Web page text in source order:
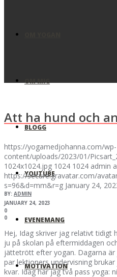
OM MIG
BLOGG
YOUTUBE
EVENEMANG
MOTIVATION
Att ha hund och
https://yogamedjohanna.com/wp-
content/uploads/2023/01/
1024x1024.jpg 1024 1024 admin
https://secure.gravatar.com/
s=96&d=mm&r=g January 24,
BY: ADMIN
JANUARY 24, 2023
0
0
Hej, Idag skriver jag relativt tidigt
ju på skolan på eftermiddagen
jättetrött efter yogan. Dagarna
par lektioners undervisning
kvar. Idag har jag två pass yoga: